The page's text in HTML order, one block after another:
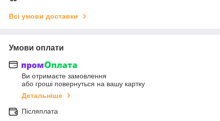
Всі умови доставки
Умови оплати
Ви отримаєте замовлення
або гроші повернуться на вашу картку
Детальніше
Післяплата